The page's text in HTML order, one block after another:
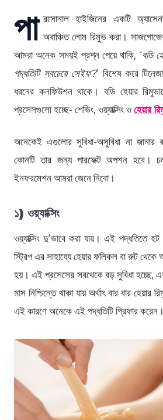
পা রসোনাল হাইজিনের একটি
অবাঞ্চিত লোম রিমুভ করা।
আমরা অনেক সময়ই প্রশ্ন পেয়ে থাকি, ‘বডি
পদ্ধতিটি সবচেয়ে সেইফ?’ বিশেষ করে
ধরনের কনফিউশন থাকে। বডি হেয়ার
প্রসেসগুলো হচ্ছে- শেভিং, ওয়্যাক্সিং ও হেয়ার
অনেকেই এগুলোর সুবিধা-অসুবিধা না জানার
কোনটি তার জন্য পারফেক্ট অপশন হবে।
ইনফরমেশন আমরা জেনে নিবো।
১) ওয়্যাক্সিং
ওয়্যাক্সিং দু’ভাবে করা যায়। এই পদ্ধতিতে হট
স্ট্রিপ এর সাহায্যে হেয়ার ফলিকল বা রুট থেকে
হয়। এই প্রসেসের সবথেকে বড় সুবিধা হচ্ছে,
মাস নিশ্চিন্তে থাকা যায় অর্থাৎ বার বার
এই কারণে অনেকে এই পদ্ধতিটি প্রিফার করেন।